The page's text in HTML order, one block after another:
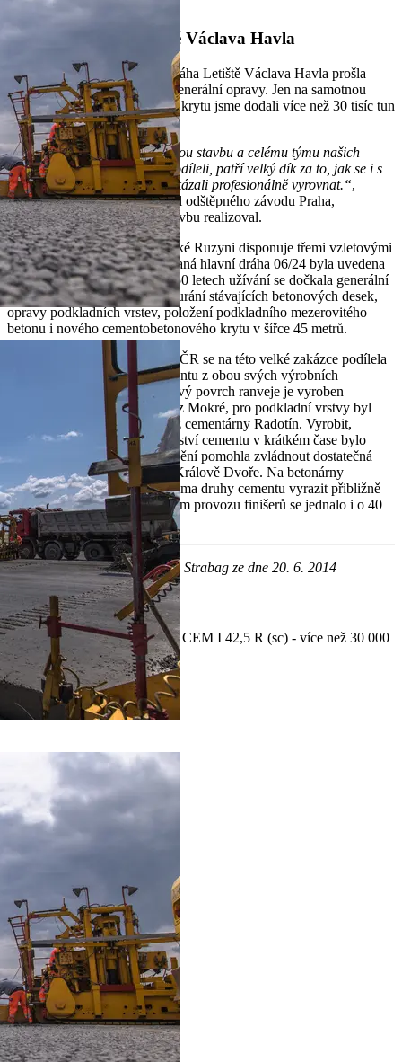
Referenční stavby
Přistávací dráha Letiště Václava Havla
Hlavní vzletová a přistávací dráha Letiště Václava Havla prošla
v roce 2013 závěrečnou fází generální opravy. Jen na samotnou
pokládku cementobetonového krytu jsme dodali více než 30 tisíc tun
silničního cementu.
"Jednalo se o opravdu náročnou stavbu a celému týmu našich
pracovníků, kteří se na akci podíleli, patří velký dík za to, jak se i s
nečekanými komplikacemi dokázali profesionálně vyrovnat.“,
uvedl Ing. Tomáš Hajič, ředitel odštěpného závodu Praha,
STRABAG a.s., který tuto stavbu realizoval.
Letiště Václava Havla v pražské Ruzyni disponuje třemi vzletovými
a přistávacími dráhami. Takzvaná hlavní dráha 06/24 byla uvedena
do provozu v roce 1963 a po 50 letech užívání se dočkala generální
opravy, která spočívá ve vybourání stávajících betonových desek,
opravy podkladních vrstev, položení podkladního mezerovitého
betonu i nového cementobetonového krytu v šířce 45 metrů.
Skupina Heidelberg Materials ČR se na této velké zakázce podílela
prostřednictvím dodávek cementu z obou svých výrobních
závodů. Nový cementobetonový povrch ranveje je vyroben
z cementu CEM I 42,5 R (sc) z Mokré, pro podkladní vrstvy byl
použit cement CEM I 42,5 R z cementárny Radotín. Vyrobit,
přepravit a dodat takové množství cementu v krátkém čase bylo
logistickou výzvou, jejíž naplnění pomohla zvládnout dostatečná
kapacita expedičního místa v Králově Dvoře. Na betonárny
zásobující stavbu musela s oběma druhy cementu vyrazit přibližně
tisícovka autocisteren. Při plném provozu finišerů se jednalo i o 40
závozů během jediného dne.
Použitá citace: Tisková zpráva Strabag ze dne 20. 6. 2014
Náš přínos této stavbě
cement CEM I 42,5 R a CEM I 42,5 R (sc) - více než 30 000
tun
Související produkty